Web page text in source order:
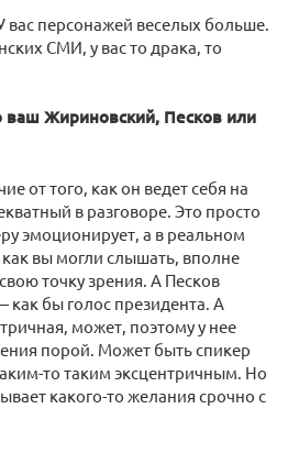
персонажей веселых больше.
СМИ, у вас то драка, то
ваш Жириновский, Песков или
от того, как он ведет себя на
в разговоре. Это просто
эмоционирует, а в реальном
вы могли слышать, вполне
точку зрения. А Песков
бы голос президента. А
может, поэтому у нее
порой. Может быть спикер
то таким эксцентричным. Но
какого-то желания срочно с